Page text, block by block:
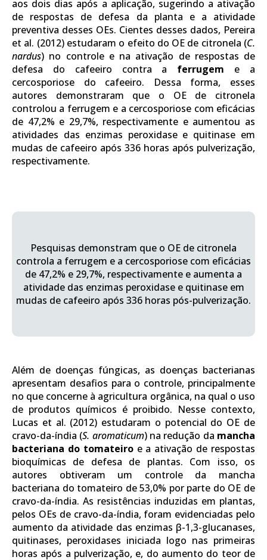
aos dois dias após a aplicação, sugerindo a ativação
de respostas de defesa da planta e a atividade
preventiva desses OEs. Cientes desses dados, Pereira
et al. (2012) estudaram o efeito do OE de citronela (C.
nardus) no controle e na ativação de respostas de
defesa do cafeeiro contra a ferrugem e a
cercosporiose do cafeeiro. Dessa forma, esses
autores demonstraram que o OE de citronela
controlou a ferrugem e a cercosporiose com eficácias
de 47,2% e 29,7%, respectivamente e aumentou as
atividades das enzimas peroxidase e quitinase em
mudas de cafeeiro após 336 horas após pulverização,
respectivamente.
Pesquisas demonstram que o OE de citronela
controla a ferrugem e a cercosporiose com eficácias
de 47,2% e 29,7%, respectivamente e aumenta a
atividade das enzimas peroxidase e quitinase em
mudas de cafeeiro após 336 horas pós-pulverização.
Além de doenças fúngicas, as doenças bacterianas
apresentam desafios para o controle, principalmente
no que concerne à agricultura orgânica, na qual o uso
de produtos químicos é proibido. Nesse contexto,
Lucas et al. (2012) estudaram o potencial do OE de
cravo-da-índia (S. aromaticum) na redução da mancha
bacteriana do tomateiroe a ativação de respostas
bioquímicas de defesa de plantas. Com isso, os
autores obtiveram um controle da mancha
bacteriana do tomateiro de 53,0% por parte do OE de
cravo-da-índia. As resistências induzidas em plantas,
pelos OEs de cravo-da-índia, foram evidenciadas pelo
aumento da atividade das enzimas β-1,3-glucanases,
quitinases, peroxidases iniciada logo nas primeiras
horas após a pulverização, e, do aumento do teor de